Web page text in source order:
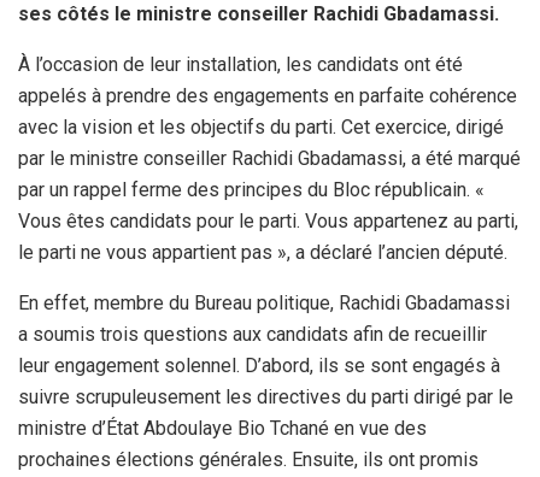
ses côtés le ministre conseiller Rachidi Gbadamassi.
À l’occasion de leur installation, les candidats ont été
appelés à prendre des engagements en parfaite cohérence
avec la vision et les objectifs du parti. Cet exercice, dirigé
par le ministre conseiller Rachidi Gbadamassi, a été marqué
par un rappel ferme des principes du Bloc républicain. «
Vous êtes candidats pour le parti. Vous appartenez au parti,
le parti ne vous appartient pas », a déclaré l’ancien député.
En effet, membre du Bureau politique, Rachidi Gbadamassi
a soumis trois questions aux candidats afin de recueillir
leur engagement solennel. D’abord, ils se sont engagés à
suivre scrupuleusement les directives du parti dirigé par le
ministre d’État Abdoulaye Bio Tchané en vue des
prochaines élections générales. Ensuite, ils ont promis